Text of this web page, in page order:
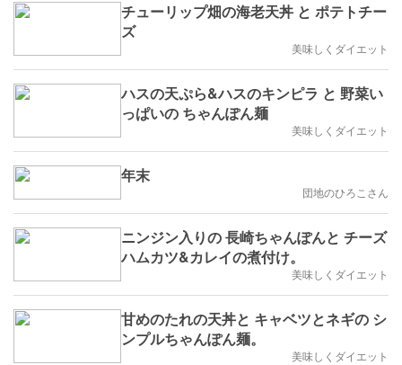
チューリップ畑の海老天丼 と ポテトチー
ズ
美味しくダイエット
ハスの天ぷら&ハスのキンピラ と 野菜い
っぱいの ちゃんぽん麺
美味しくダイエット
年末
団地のひろこさん
ニンジン入りの 長崎ちゃんぽんと チーズ
ハムカツ&カレイの煮付け。
美味しくダイエット
甘めのたれの天丼と キャベツとネギの シ
ンプルちゃんぽん麺。
美味しくダイエット